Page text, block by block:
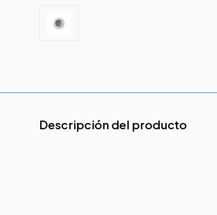
Descripción del producto